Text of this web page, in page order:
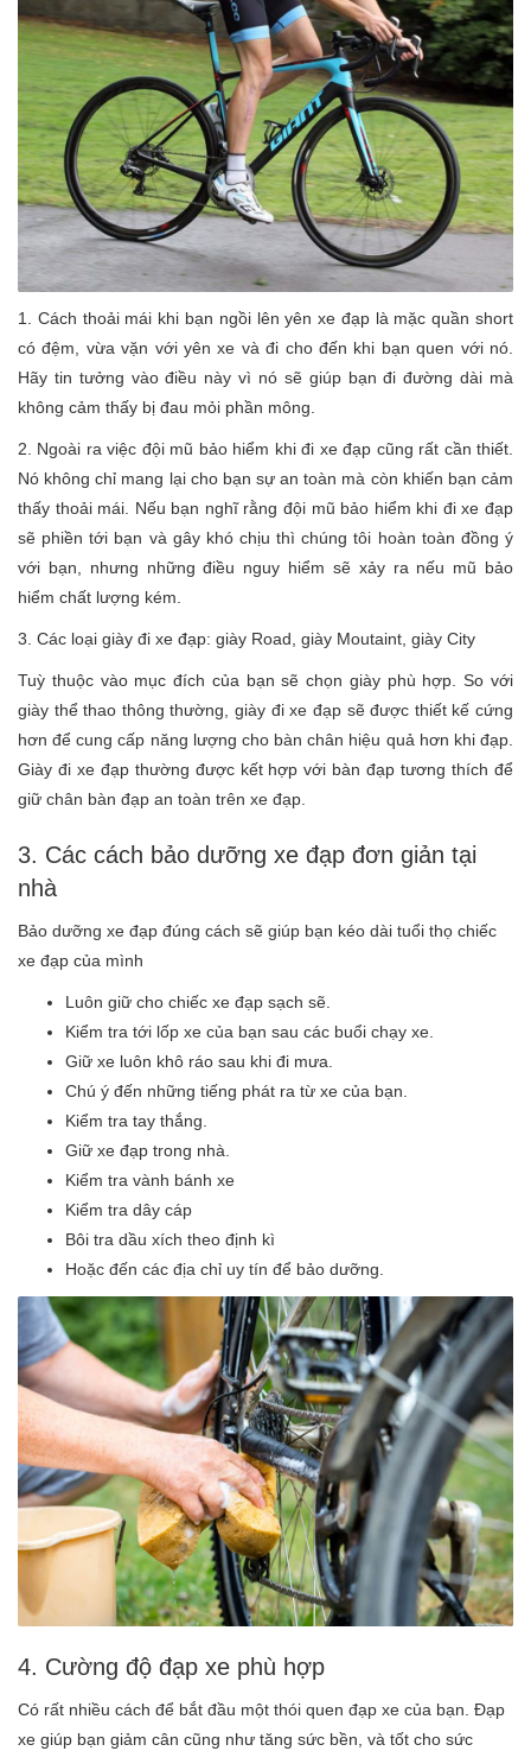
1. Cách thoải mái khi bạn ngồi lên yên xe đạp là mặc quần short
có đệm, vừa vặn với yên xe và đi cho đến khi bạn quen với nó.
Hãy tin tưởng vào điều này vì nó sẽ giúp bạn đi đường dài mà
không cảm thấy bị đau mỏi phần mông.
2. Ngoài ra việc đội mũ bảo hiểm khi đi xe đạp cũng rất cần thiết.
Nó không chỉ mang lại cho bạn sự an toàn mà còn khiến bạn cảm
thấy thoải mái. Nếu bạn nghĩ rằng đội mũ bảo hiểm khi đi xe đạp
sẽ phiền tới bạn và gây khó chịu thì chúng tôi hoàn toàn đồng ý
với bạn, nhưng những điều nguy hiểm sẽ xảy ra nếu mũ bảo
hiểm chất lượng kém.
3. Các loại giày đi xe đạp: giày Road, giày Moutaint, giày City
Tuỳ thuộc vào mục đích của bạn sẽ chọn giày phù hợp. So với
giày thể thao thông thường, giày đi xe đạp sẽ được thiết kế cứng
hơn để cung cấp năng lượng cho bàn chân hiệu quả hơn khi đạp.
Giày đi xe đạp thường được kết hợp với bàn đạp tương thích để
giữ chân bàn đạp an toàn trên xe đạp.
3. Các cách bảo dưỡng xe đạp đơn giản tại
nhà
Bảo dưỡng xe đạp đúng cách sẽ giúp bạn kéo dài tuổi thọ chiếc
xe đạp của mình
Luôn giữ cho chiếc xe đạp sạch sẽ.
Kiểm tra tới lốp xe của bạn sau các buổi chạy xe.
Giữ xe luôn khô ráo sau khi đi mưa.
Chú ý đến những tiếng phát ra từ xe của bạn.
Kiểm tra tay thắng.
Giữ xe đạp trong nhà.
Kiểm tra vành bánh xe
Kiểm tra dây cáp
Bôi tra dầu xích theo định kì
Hoặc đến các địa chỉ uy tín để bảo dưỡng.
4. Cường độ đạp xe phù hợp
Có rất nhiều cách để bắt đầu một thói quen đạp xe của bạn. Đạp
xe giúp bạn giảm cân cũng như tăng sức bền, và tốt cho sức